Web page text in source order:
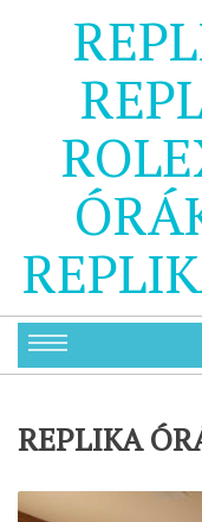
REPLIKA